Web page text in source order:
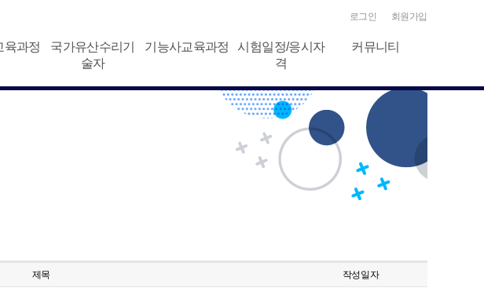
로그인 회원가입
육과정
국가유산수리기
술자
기능사교육과정
시험일정/응시자
격
커뮤니티
제목 작성일자